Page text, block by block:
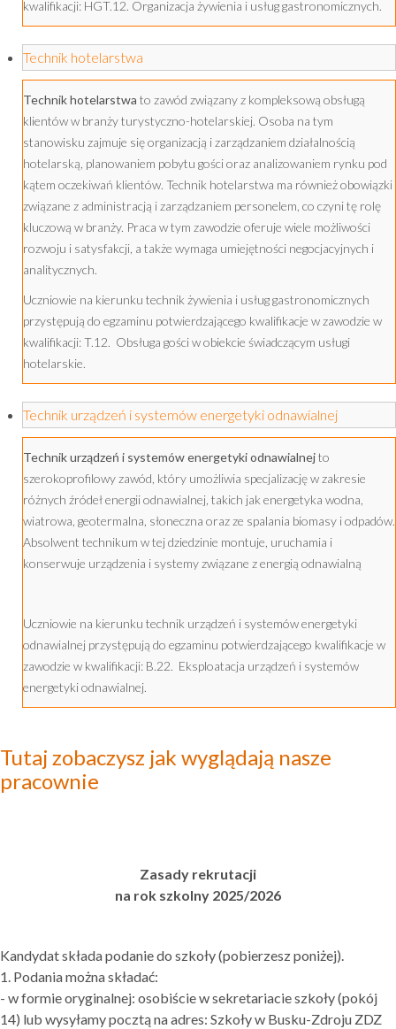
kwalifikacji: HGT.12. Organizacja żywienia i usług gastronomicznych.
Technik hotelarstwa
Technik hotelarstwa to zawód związany z kompleksową obsługą
klientów w branży turystyczno-hotelarskiej. Osoba na tym
stanowisku zajmuje się organizacją i zarządzaniem działalnością
hotelarską, planowaniem pobytu gości oraz analizowaniem rynku pod
kątem oczekiwań klientów. Technik hotelarstwa ma również obowiązki
związane z administracją i zarządzaniem personelem, co czyni tę rolę
kluczową w branży. Praca w tym zawodzie oferuje wiele możliwości
rozwoju i satysfakcji, a także wymaga umiejętności negocjacyjnych i
analitycznych.
Uczniowie na kierunku technik żywienia i usług gastronomicznych
przystępują do egzaminu potwierdzającego kwalifikacje w zawodzie w
kwalifikacji: T.12. Obsługa gości w obiekcie świadczącym usługi
hotelarskie.
Technik urządzeń i systemów energetyki odnawialnej
Technik urządzeń i systemów energetyki odnawialnejto
szerokoprofilowy zawód, który umożliwia specjalizację w zakresie
różnych źródeł energii odnawialnej, takich jak energetyka wodna,
wiatrowa, geotermalna, słoneczna oraz ze spalania biomasy i odpadów.
Absolwent technikum w tej dziedzinie montuje, uruchamia i
konserwuje urządzenia i systemy związane z energią odnawialną
Uczniowie na kierunku technik urządzeń i systemów energetyki
odnawialnej przystępują do egzaminu potwierdzającego kwalifikacje w
zawodzie w kwalifikacji: B.22. Eksploatacja urządzeń i systemów
energetyki odnawialnej.
Tutaj zobaczysz jak wyglądają nasze
pracownie
Zasady rekrutacji
na rok szkolny 2025/2026
Kandydat składa podanie do szkoły (pobierzesz poniżej).
1. Podania można składać:
- w formie oryginalnej: osobiście w sekretariacie szkoły (pokój
14) lub wysyłamy pocztą na adres: Szkoły w Busku-Zdroju ZDZ